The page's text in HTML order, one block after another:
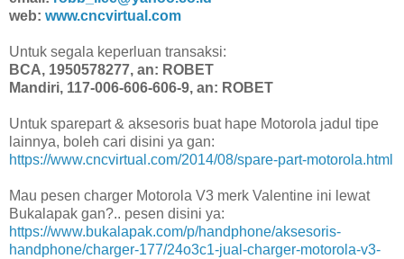
web: www.cncvirtual.com
Untuk segala keperluan transaksi:
BCA, 1950578277, an: ROBET
Mandiri, 117-006-606-606-9, an: ROBET
Untuk sparepart & aksesoris buat hape Motorola jadul tipe
lainnya, boleh cari disini ya gan:
https://www.cncvirtual.com/2014/08/spare-part-motorola.html
Mau pesen charger Motorola V3 merk Valentine ini lewat
Bukalapak gan?.. pesen disini ya:
https://www.bukalapak.com/p/handphone/aksesoris-
handphone/charger-177/24o3c1-jual-charger-motorola-v3-